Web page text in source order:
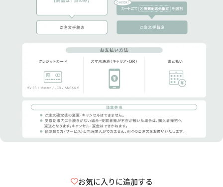
お気に入りに追加する